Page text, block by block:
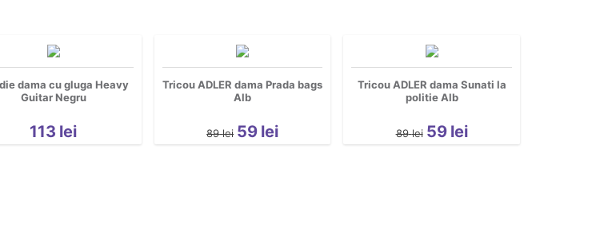
dama cu gluga Heavy
Guitar Negru
113 lei
Tricou ADLER dama Prada bags
Alb
89 lei 59 lei
Tricou ADLER dama Sunati la
politie Alb
89 lei 59 lei